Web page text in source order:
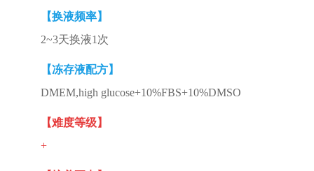
【换液频率】
2~3天换液1次
【冻存液配方】
DMEM,high glucose+10%FBS+10%DMSO
【难度等级】
+